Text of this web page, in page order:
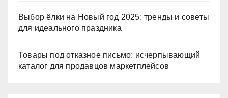
Выбор ёлки на Новый год 2025: тренды и советы
для идеального праздника
Товары под отказное письмо: исчерпывающий
каталог для продавцов маркетплейсов